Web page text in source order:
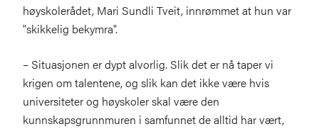
høyskolerådet, Mari Sundli Tveit, innrømmet at hun var
"skikkelig bekymra".
– Situasjonen er dypt alvorlig. Slik det er nå taper vi
krigen om talentene, og slik kan det ikke være hvis
universiteter og høyskoler skal være den
kunnskapsgrunnmuren i samfunnet de alltid har vært,